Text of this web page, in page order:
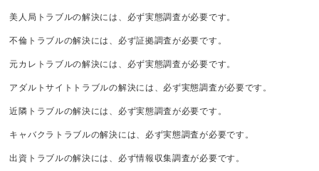
美人局トラブルの解決には、必ず実態調査が必要です。
不倫トラブルの解決には、必ず証拠調査が必要です。
元カレトラブルの解決には、必ず実態調査が必要です。
アダルトサイトトラブルの解決には、必ず実態調査が必要です。
近隣トラブルの解決には、必ず実態調査が必要です。
キャバクラトラブルの解決には、必ず実態調査が必要です。
出資トラブルの解決には、必ず情報収集調査が必要です。